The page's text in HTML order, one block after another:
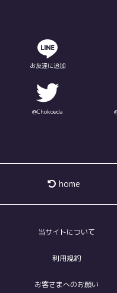
お友達に追加
@Chokoeda
home
当サイトについて
利用規約
お客さまへのお願い